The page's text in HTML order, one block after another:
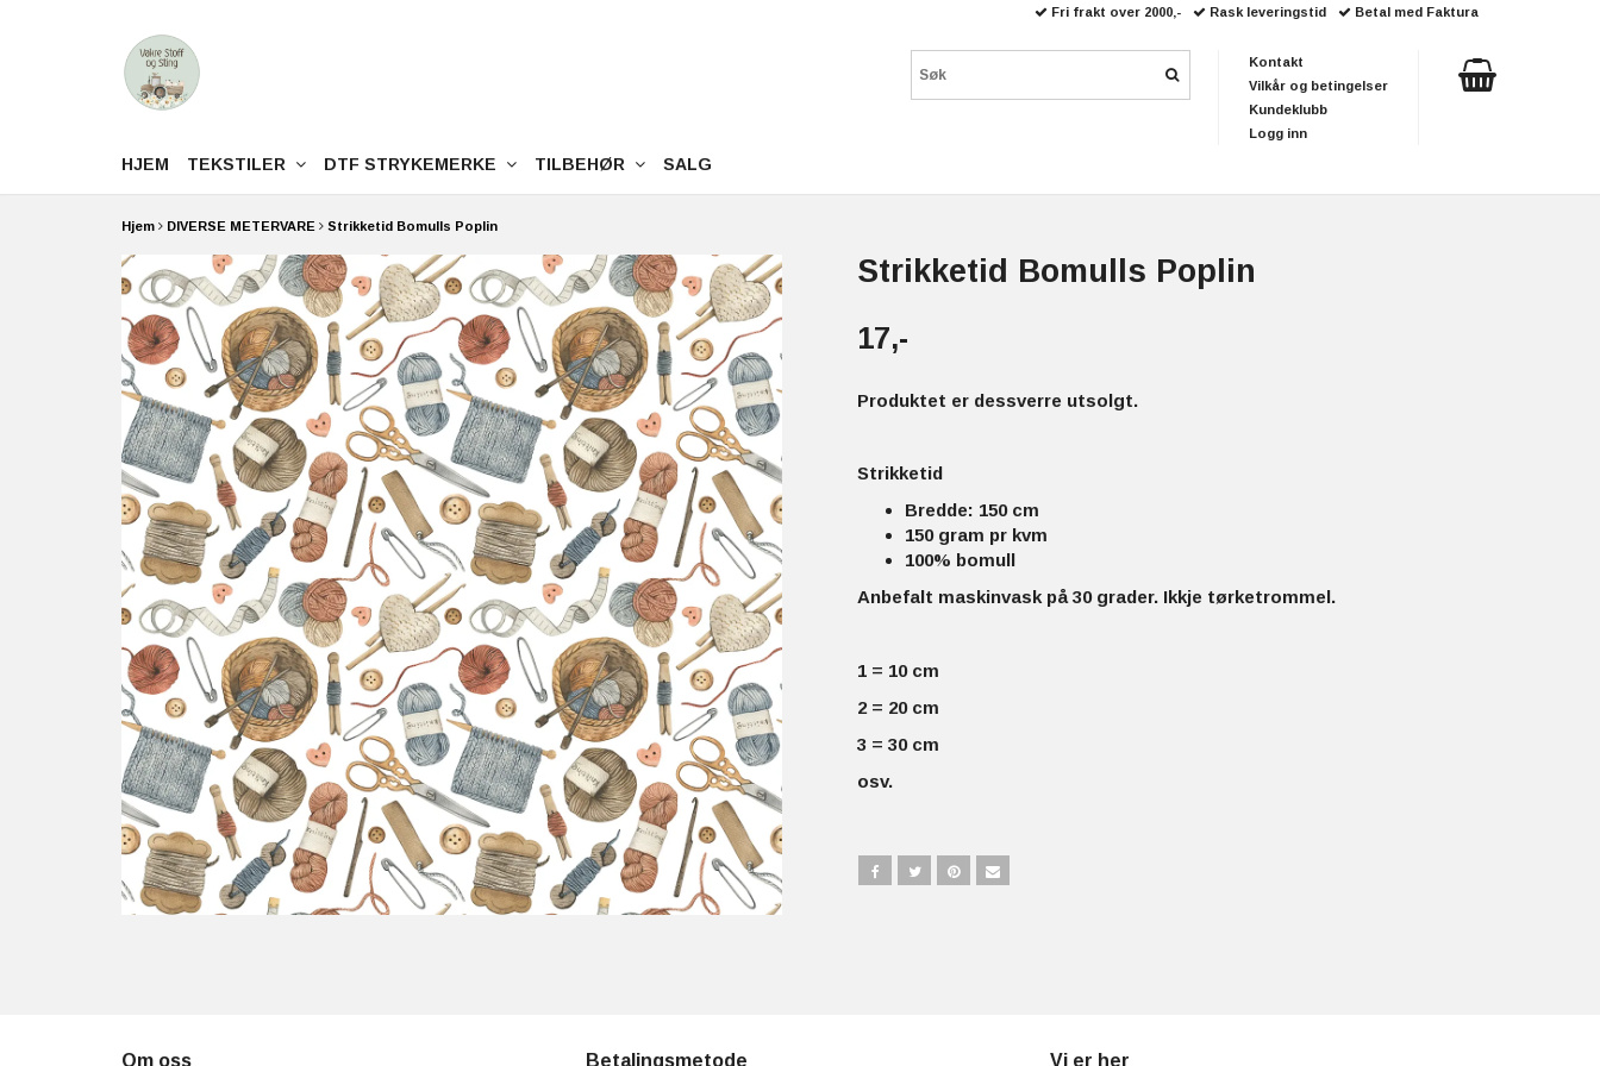
Hjem DIVERSE METERVARE Strikketid Bomulls Poplin
Strikketid Bomulls Poplin
17,-
Produktet er dessverre utsolgt.
Strikketid
Bredde: 150 cm
150 gram pr kvm
100% bomull
Anbefalt maskinvask på 30 grader. Ikkje tørketrommel.
1 = 10 cm
2 = 20 cm
3 = 30 cm
osv.
Om oss Betalingsmetode Vi er her
Fri frakt over 2000,- Rask leveringstid Betal med Faktura
Kontakt
Vilkår og betingelser
Kundeklubb
Logg inn
HJEM TEKSTILER DTF STRYKEMERKE TILBEHØR SALG